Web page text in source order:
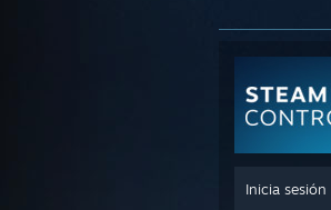
Inicia sesión